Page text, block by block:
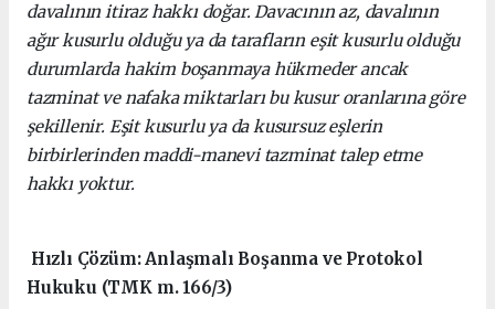
davalının itiraz hakkı doğar. Davacının az, davalının
ağır kusurlu olduğu ya da tarafların eşit kusurlu olduğu
durumlarda hakim boşanmaya hükmeder ancak
tazminat ve nafaka miktarları bu kusur oranlarına göre
şekillenir. Eşit kusurlu ya da kusursuz eşlerin
birbirlerinden maddi-manevi tazminat talep etme
hakkı yoktur.
Hızlı Çözüm: Anlaşmalı Boşanma ve Protokol
Hukuku (TMK m. 166/3)